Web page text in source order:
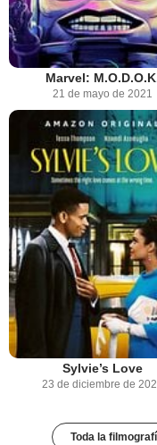
Marvel:
21 de mayo de 2021
Sylvie’s Love
23 de diciembre de
Toda la